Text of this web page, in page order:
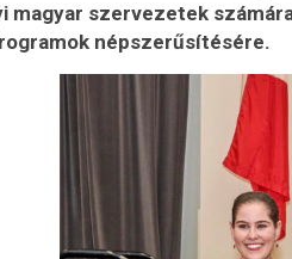
magyar szervezetek
népszerűsítésére.